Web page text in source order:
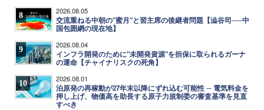
8 2026.08.05
交流重ねる中朝の"蜜月"と習主席の後継者問題【澁谷司──中
国包囲網の現在地】
9 2026.08.04
インフラ開発のために"未開発資源"を担保に取られるガーナ
の運命【チャイナリスクの死角】
10 2026.08.01
泊原発の再稼動が27年末以降にずれ込む可能性 ─ 電気料金を
押し上げ、物価高を助長する原子力規制委の審査基準を見直
すべき